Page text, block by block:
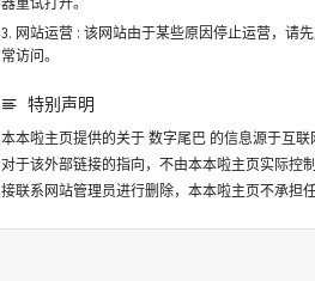
网站运营 : 该网站由于某些原因停止运营，请
常访问。
特别声明
本本啦主页提供的关于数字尾巴的信息源于互联
对于该外部链接的指向，不由本本啦主页实际控
接联系网站管理员进行删除，本本啦主页不承担